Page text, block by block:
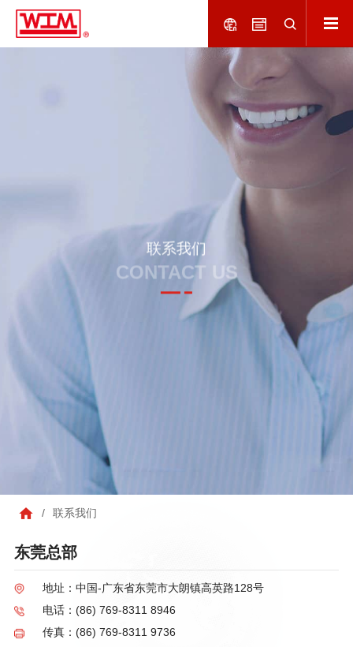
联系我们
CONTACT US
/ 联系我们
东莞总部
地址：中国-广东省东莞市大朗镇高英路128号
电话：(86) 769-8311 8946
传真：(86) 769-8311 9736